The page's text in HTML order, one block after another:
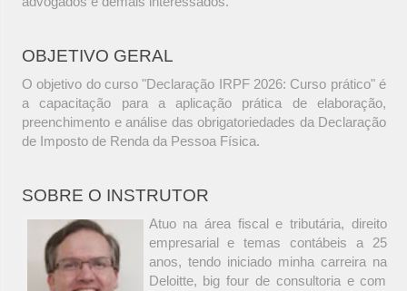
OBJETIVO GERAL
O objetivo do curso "Declaração IRPF 2026: Curso prático" é
a capacitação para a aplicação prática de elaboração,
preenchimento e análise das obrigatoriedades da Declaração
de Imposto de Renda da Pessoa Física.
SOBRE O INSTRUTOR
Atuo na área fiscal e tributária, direito
empresarial e temas contábeis a 25
anos, tendo iniciado minha carreira na
Deloitte, big four de consultoria e com